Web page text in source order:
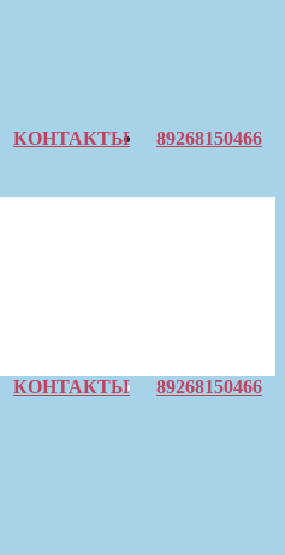
89268150466
КОНТАКТЫ
89268150466
КОНТАКТЫ